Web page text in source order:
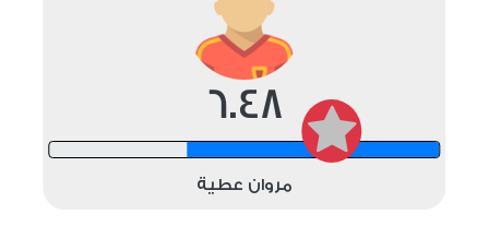
6.48
12 shots
مروان عطية